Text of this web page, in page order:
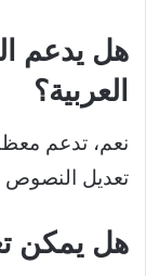
هل يدعم
العربية؟
نعم، تدعم معظم
تعديل النصوص
هل يمكن